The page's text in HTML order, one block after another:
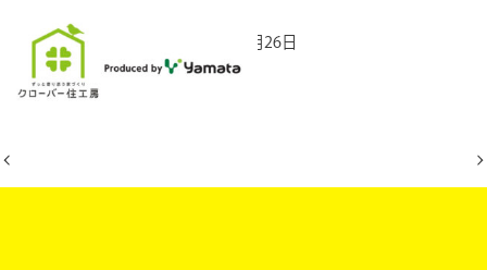
2025年10月26日